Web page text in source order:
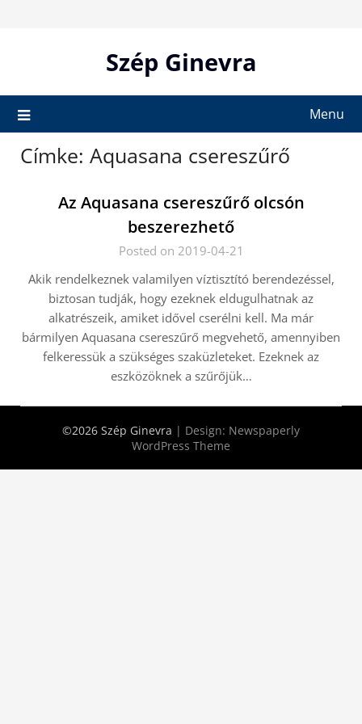
Szép Ginevra
Menu
Címke: Aquasana csereszűrő
Az Aquasana csereszűrő olcsón
beszerezhető
Posted on 2019-04-21
Akik rendelkeznek valamilyen víztisztító berendezéssel,
biztosan tudják, hogy ezeknek eldugulhatnak az
alkatrészeik, amiket idővel cserélni kell. Ma már
bármilyen Aquasana csereszűrő megvehető, amennyiben
felkeressük a szükséges szaküzleteket. Ezeknek az
eszközöknek a szűrőjük…
©2026 Szép Ginevra | Design: Newspaperly
WordPress Theme